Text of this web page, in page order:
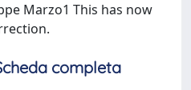
Marzo1 This has now
completa